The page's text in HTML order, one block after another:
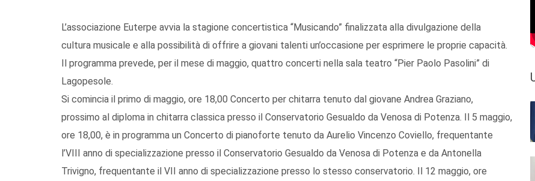
L’associazione Euterpe avvia la stagione concertistica “Musicando” finalizzata alla divulgazione della
cultura musicale e alla possibilità di offrire a giovani talenti un’occasione per esprimere le proprie capacità.
Il programma prevede, per il mese di maggio, quattro concerti nella sala teatro “Pier Paolo Pasolini” di
Lagopesole.
Si comincia il primo di maggio, ore 18,00 Concerto per chitarra tenuto dal giovane Andrea Graziano,
prossimo al diploma in chitarra classica presso il Conservatorio Gesualdo da Venosa di Potenza. Il 5 maggio,
ore 18,00, è in programma un Concerto di pianoforte tenuto da Aurelio Vincenzo Coviello, frequentante
l’VIII anno di specializzazione presso il Conservatorio Gesualdo da Venosa di Potenza e da Antonella
Trivigno, frequentante il VII anno di specializzazione presso lo stesso conservatorio. Il 12 maggio, ore